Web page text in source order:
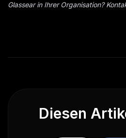
Glassear in Ihrer Organisation?
Diesen